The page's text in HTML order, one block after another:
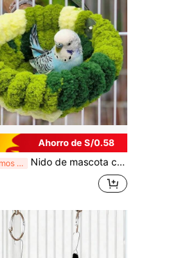
Ahorro de S/0.58
¡Últimos 3 días Nido de mascota cálido de invierno, adecuado para jaulas de pájaros con diseño colgante, aplicable para loros, hámsteres y erizos, regalo práctico para mascotas